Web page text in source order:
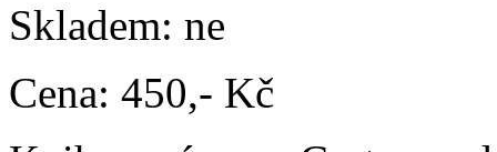
Skladem: ne
Cena: 450,- Kč